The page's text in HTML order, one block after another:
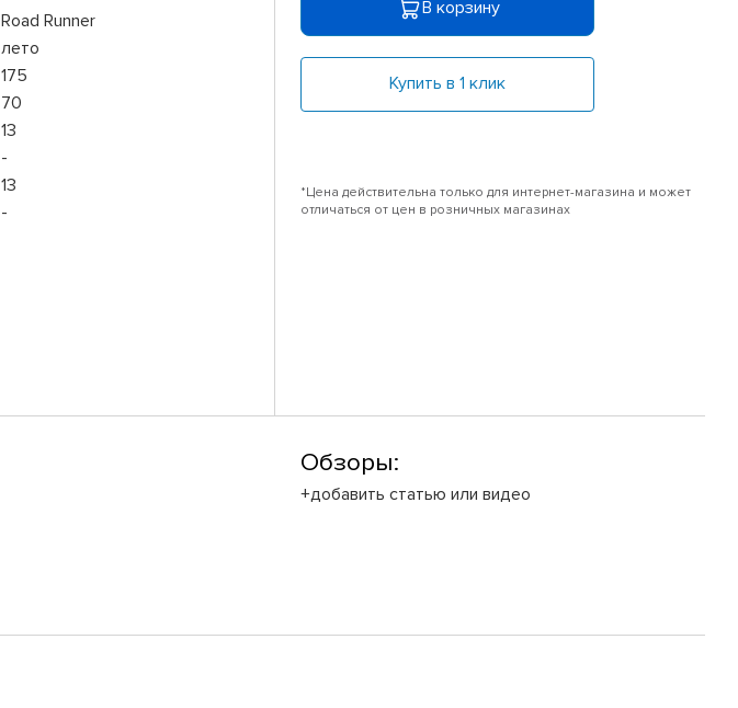
Road Runner
лето
175
70
13
-
13
-
В корзину
Купить в 1 клик
*Цена действительна только для интернет-магазина и может
отличаться от цен в розничных магазинах
Обзоры:
+добавить статью или видео